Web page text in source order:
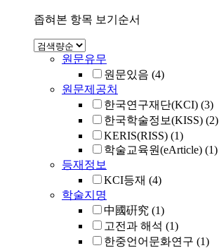
좁혀본 항목 보기순서
원문유무
원문있음 (4)
원문제공처
한국연구재단(KCI) (3)
한국학술정보(KISS) (2)
KERIS(RISS) (1)
학술교육원(eArticle) (1)
등재정보
KCI등재 (4)
학술지명
中國硏究 (1)
고전과 해석 (1)
한중언어문화연구 (1)